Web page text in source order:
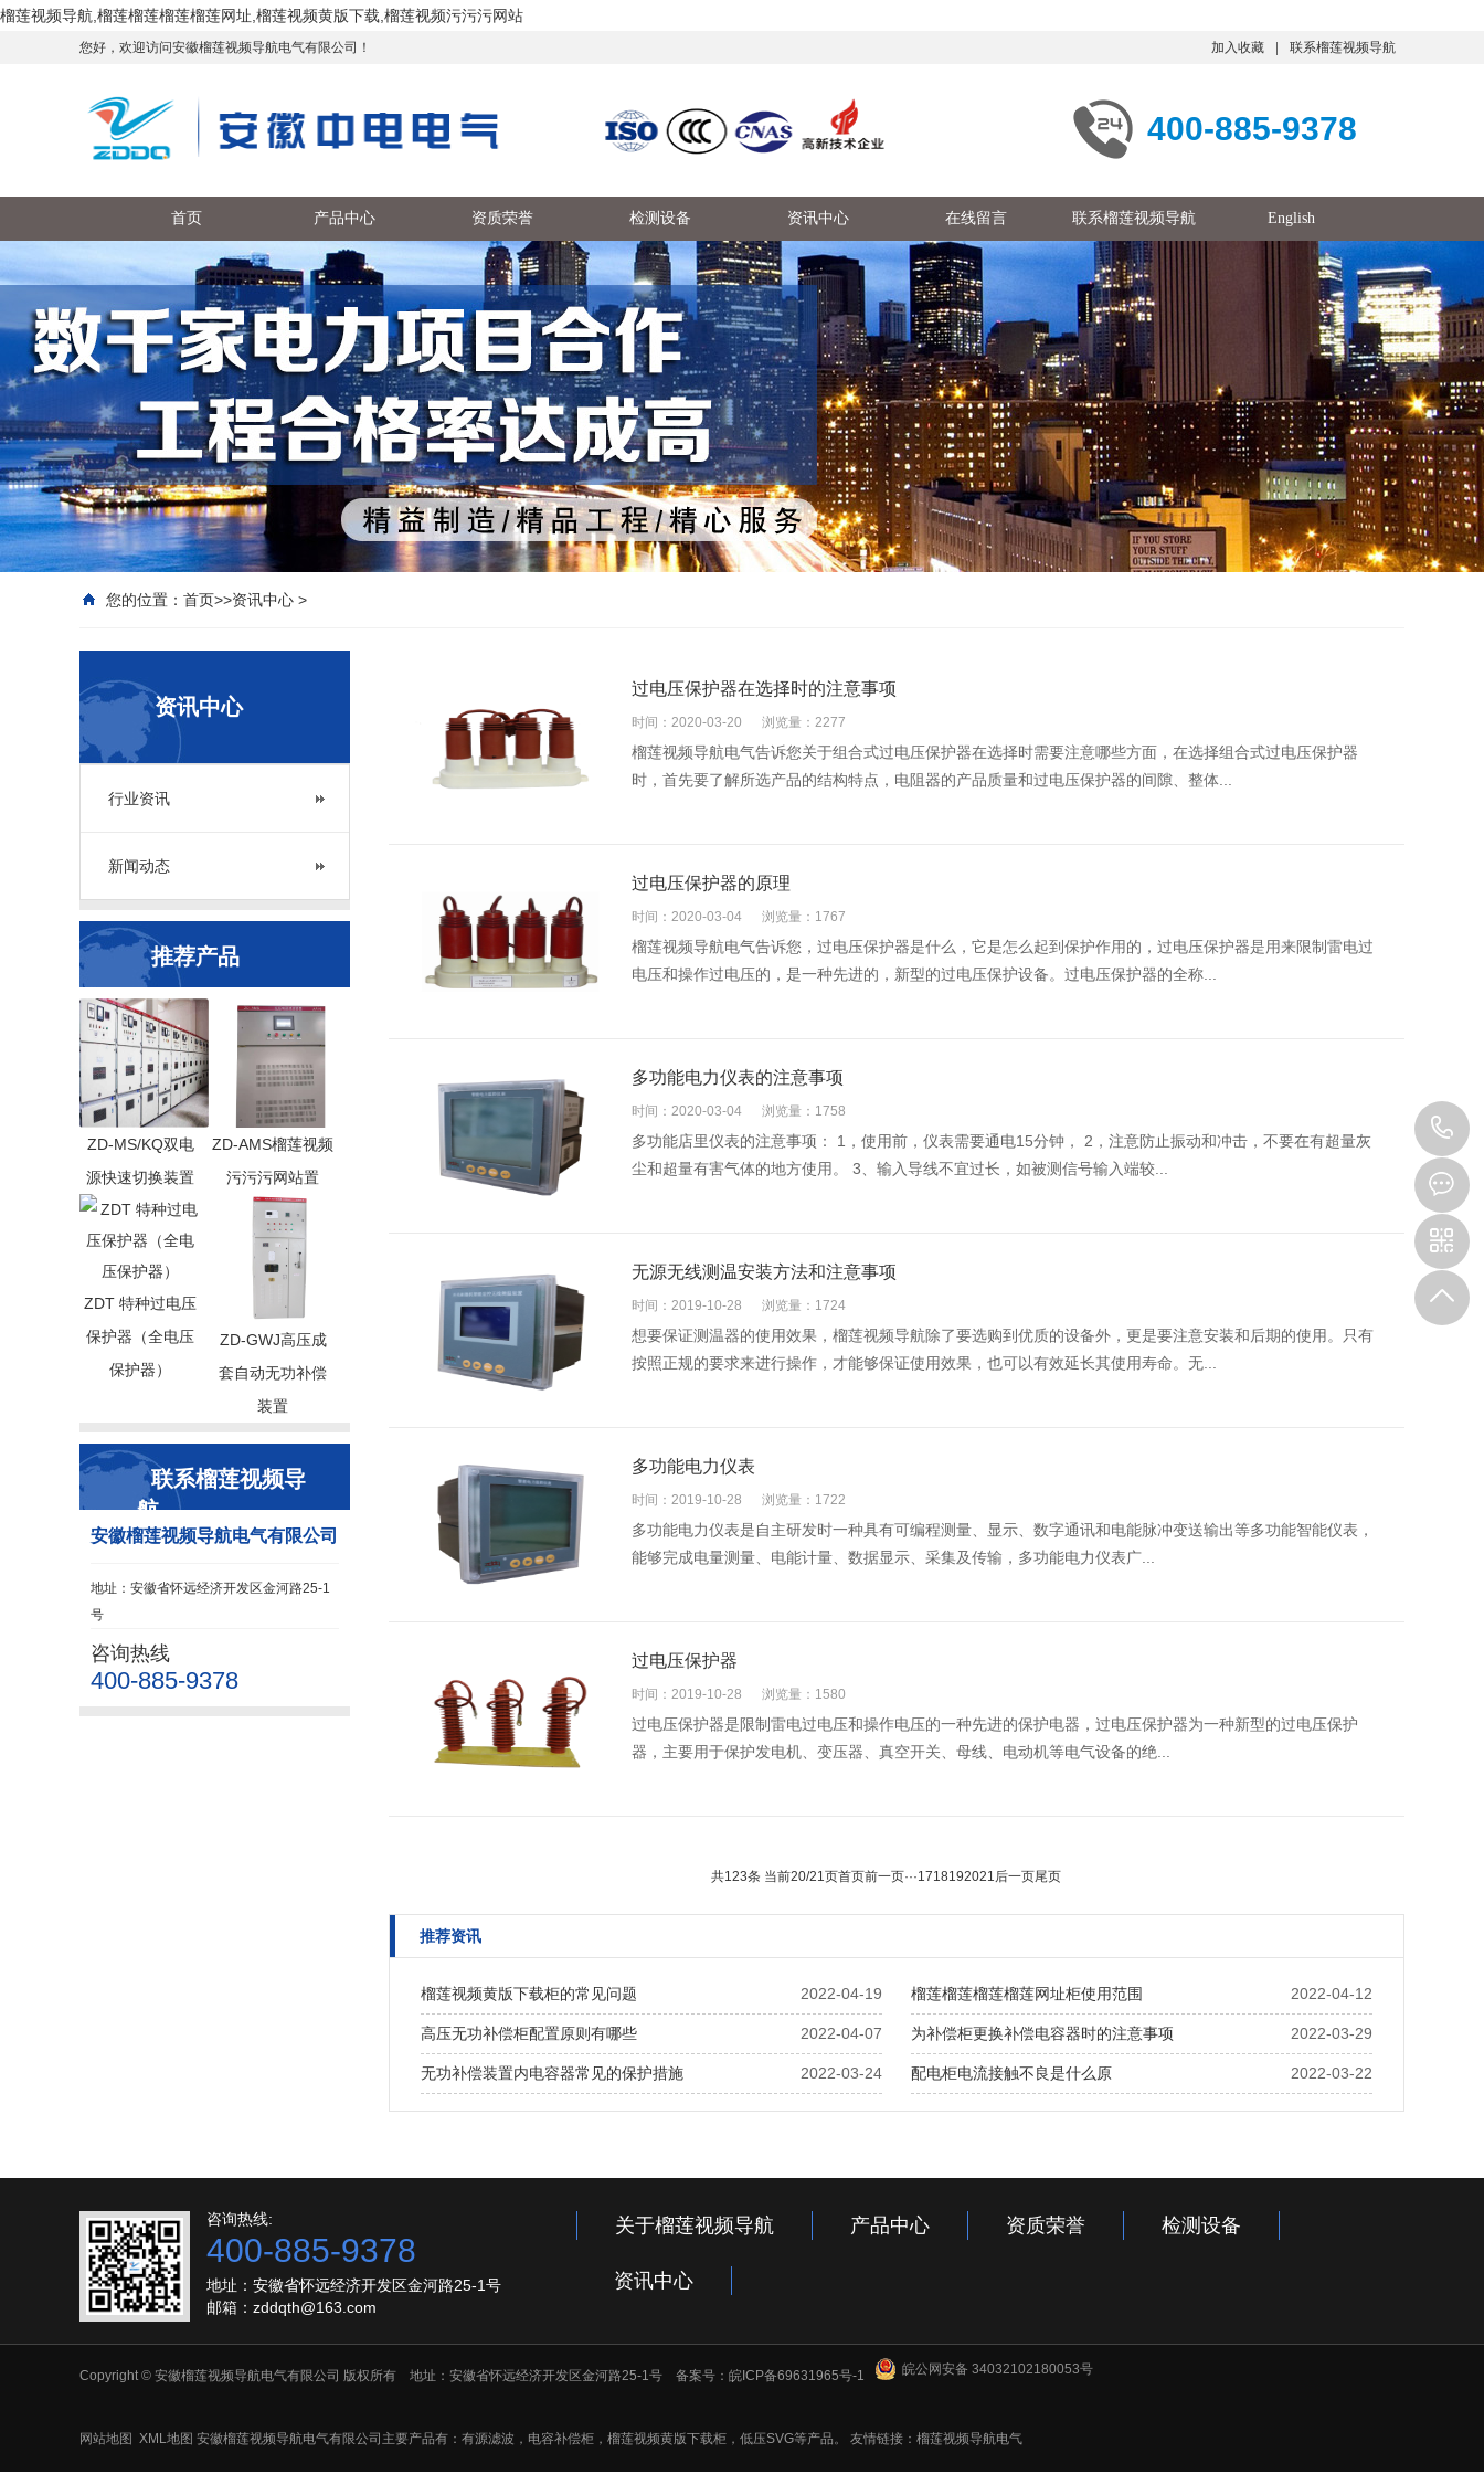
榴莲视频导航,榴莲榴莲榴莲榴莲网址,榴莲视频黄版下载,榴莲视频污污污网站
您好，欢迎访问安徽榴莲视频导航电气有限公司！ 加入收藏 联系榴莲视频导航
400-885-9378
首页 产品中心 资质荣誉 检测设备 资讯中心 在线留言 联系榴莲视频导航 English
您的位置： 首页>>资讯中心 >
资讯中心
行业资讯
新闻动态
推荐产品
ZD-MS/KQ双电
源快速切换装置
ZD-AMS榴莲视频
污污污网站置
ZDT 特种过电压
保护器（全电压
保护器）
ZD-GWJ高压成
套自动无功补偿
装置
联系榴莲视频导
航
安徽榴莲视频导航电气有限公司
地址：安徽省怀远经济开发区金河路25-1
号
咨询热线
400-885-9378
过电压保护器在选择时的注意事项
时间：2020-03-20 浏览量：2277
榴莲视频导航电气告诉您关于组合式过电压保护器在选择时需要注意哪些方面，在选择组合式过电压保护器
时，首先要了解所选产品的结构特点，电阻器的产品质量和过电压保护器的间隙、整体...
过电压保护器的原理
时间：2020-03-04 浏览量：1767
榴莲视频导航电气告诉您，过电压保护器是什么，它是怎么起到保护作用的，过电压保护器是用来限制雷电过
电压和操作过电压的，是一种先进的，新型的过电压保护设备。过电压保护器的全称...
多功能电力仪表的注意事项
时间：2020-03-04 浏览量：1758
多功能店里仪表的注意事项： 1，使用前，仪表需要通电15分钟， 2，注意防止振动和冲击，不要在有超量灰
尘和超量有害气体的地方使用。 3、输入导线不宜过长，如被测信号输入端较...
无源无线测温安装方法和注意事项
时间：2019-10-28 浏览量：1724
想要保证测温器的使用效果，榴莲视频导航除了要选购到优质的设备外，更是要注意安装和后期的使用。只有
按照正规的要求来进行操作，才能够保证使用效果，也可以有效延长其使用寿命。无...
多功能电力仪表
时间：2019-10-28 浏览量：1722
多功能电力仪表是自主研发时一种具有可编程测量、显示、数字通讯和电能脉冲变送输出等多功能智能仪表，
能够完成电量测量、电能计量、数据显示、采集及传输，多功能电力仪表广...
过电压保护器
时间：2019-10-28 浏览量：1580
过电压保护器是限制雷电过电压和操作电压的一种先进的保护电器，过电压保护器为一种新型的过电压保护
器，主要用于保护发电机、变压器、真空开关、母线、电动机等电气设备的绝...
共123条 当前20/21页首页前一页···1718192021后一页尾页
推荐资讯
2022-04-19
榴莲视频黄版下载柜的常见问题 2022-04-12
榴莲榴莲榴莲榴莲网址柜使用范围
2022-04-07
高压无功补偿柜配置原则有哪些 2022-03-29
为补偿柜更换补偿电容器时的注意事项
2022-03-24
无功补偿装置内电容器常见的保护措施 2022-03-22
配电柜电流接触不良是什么原
咨询热线:
400-885-9378
地址：安徽省怀远经济开发区金河路25-1号
邮箱：zddqth@163.com
关于榴莲视频导航 产品中心 资质荣誉 检测设备
资讯中心
Copyright © 安徽榴莲视频导航电气有限公司 版权所有 地址：安徽省怀远经济开发区金河路25-1号 备案号： 皖ICP备69631965号-1 皖公网安备 34032102180053号
网站地图 XML地图 安徽榴莲视频导航电气有限公司主要产品有：有源滤波，电容补偿柜，榴莲视频黄版下载柜，低压SVG等产品。 友情链接： 榴莲视频导航电气